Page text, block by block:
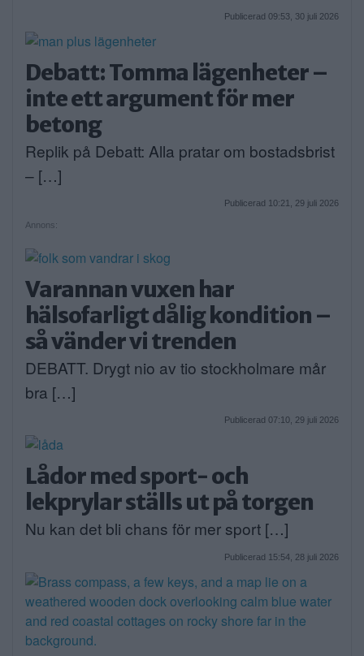
Publicerad 09:53, 30 juli 2026
Debatt: Tomma lägenheter –
inte ett argument för mer
betong
Replik på Debatt: Alla pratar om bostadsbrist
– […]
Publicerad 10:21, 29 juli 2026
Annons:
Varannan vuxen har
hälsofarligt dålig kondition –
så vänder vi trenden
DEBATT. Drygt nio av tio stockholmare mår
bra […]
Publicerad 07:10, 29 juli 2026
Lådor med sport- och
lekprylar ställs ut på torgen
Nu kan det bli chans för mer sport […]
Publicerad 15:54, 28 juli 2026